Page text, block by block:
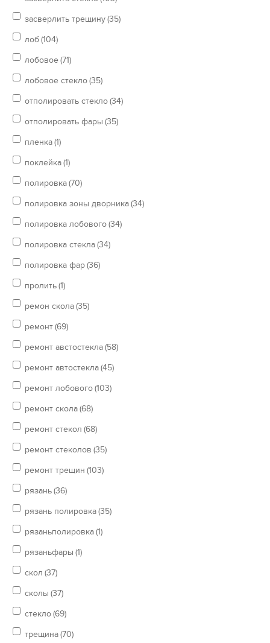
засверлить трещину(35)
лоб(104)
лобовое(71)
лобовое стекло(35)
отполировать стекло(34)
отполировать фары (35)
пленка(1)
поклейка(1)
полировка(70)
полировка зоны дворника(34)
полировка лобового(34)
полировка стекла(34)
полировка фар(36)
пролить(1)
ремон скола(35)
ремонт(69)
ремонт австостекла(58)
ремонт автостекла(45)
ремонт лобового(103)
ремонт скола(68)
ремонт стекол (68)
ремонт стеколов (35)
ремонт трещин (103)
рязань(36)
рязань полировка(35)
рязаньполировка(1)
рязаньфары (1)
скол (37)
сколы (37)
стекло(69)
трещина(70)